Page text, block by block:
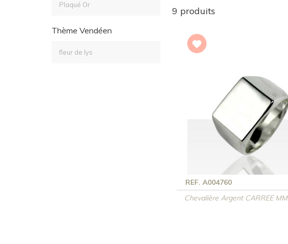
Plaqué Or
Thème Vendéen
fleur de lys
9 produits
REF. A004760
Chevalière Argent CARREE MM